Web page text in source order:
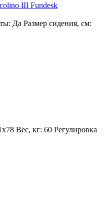
III Fundesk
Да Размер сидения, см:
Вес, кг: 60 Регулировка